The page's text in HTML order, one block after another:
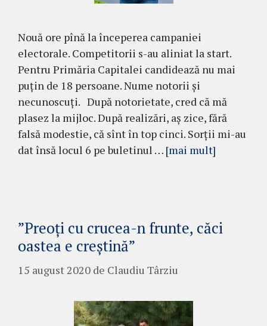
Nouă ore pînă la începerea campaniei
electorale. Competitorii s-au aliniat la start.
Pentru Primăria Capitalei candidează nu mai
puțin de 18 persoane. Nume notorii și
necunoscuți. După notorietate, cred că mă
plasez la mijloc. După realizări, aș zice, fără
falsă modestie, că sînt în top cinci. Sorții mi-au
dat însă locul 6 pe buletinul … [mai mult]
”Preoți cu crucea-n frunte, căci
oastea e creștină”
15 august 2020 de Claudiu Târziu